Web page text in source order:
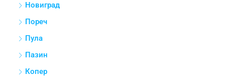
Новиград
Пореч
Пула
Пазин
Копер